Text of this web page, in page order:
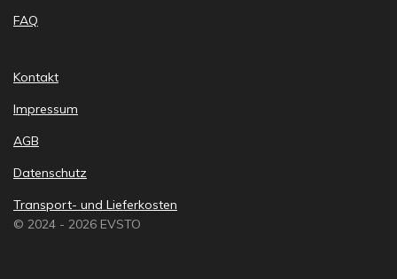
FAQ
Kontakt
Impressum
AGB
Datenschutz
Transport- und Lieferkosten
© 2024 - 2026 EVSTO